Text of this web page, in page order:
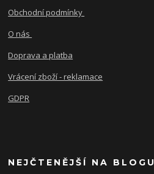
Obchodní podmínky
O nás
Doprava a platba
Vrácení zboží - reklamace
GDPR
NEJČTENĚJŠÍ NA BLOGU